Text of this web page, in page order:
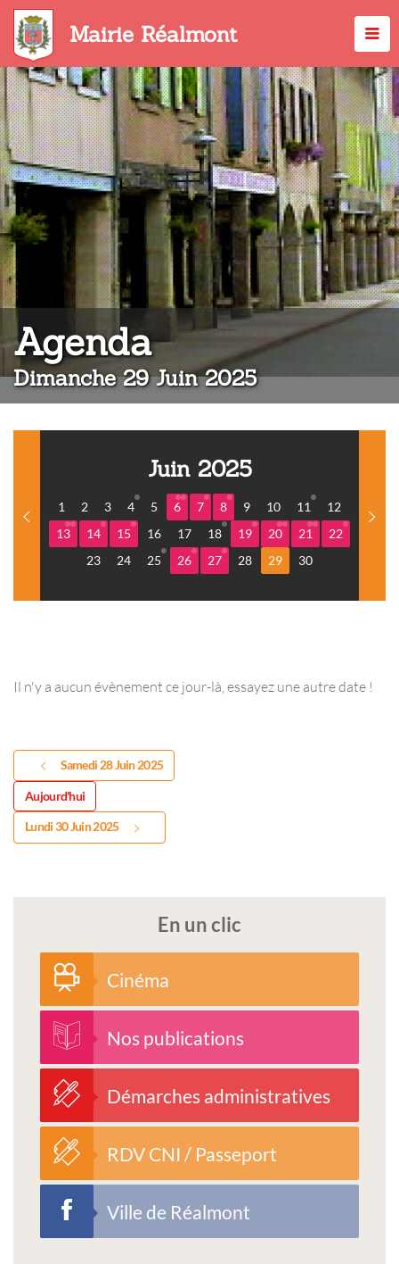
Aller
contenu
principal
Mairie Réalmont
Agenda:
Dimanche 29 Juin 2025
Juin 2025
1 2 3 4 5 6 7 8 9 10 11
12
13
14 15 16 17 18 19 20 21
22
23
24 25 26 27 28 29 30
Il n'y a aucun évènement ce jour-là, essayez une autre date !
Samedi 28 Juin 2025
Aujourd'hui
Lundi 30 Juin 2025
En un clic
Cinéma
Nos publications
Démarches administratives
RDV CNI / Passeport
Ville de Réalmont